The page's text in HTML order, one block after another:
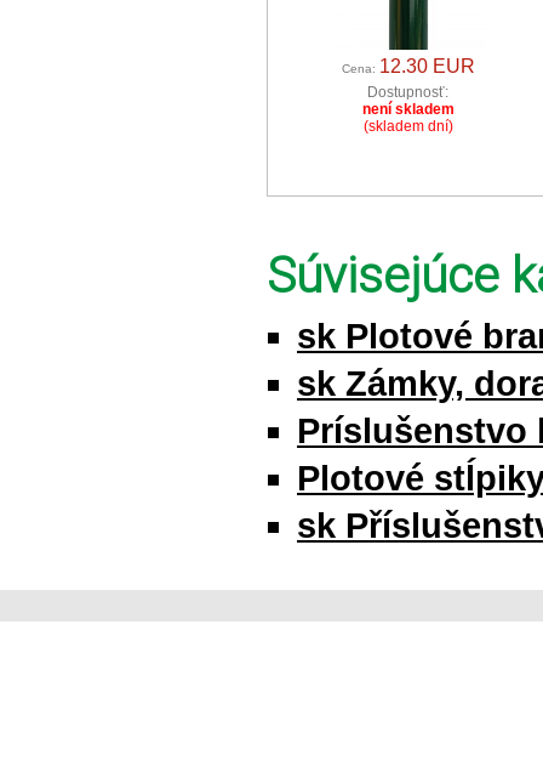
Cena: 12.30 EUR
Dostupnosť:
není skladem
(skladem dní)
Súvisejúce
sk Plotové
sk Zámky,
Príslušenstvo
Plotové
sk